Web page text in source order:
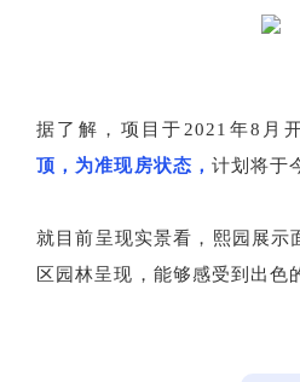
据了解，项目于2021年8月
顶，为准现房状态， 计划将于
就目前呈现实景看，熙园展示
区园林呈现，能够感受到出色